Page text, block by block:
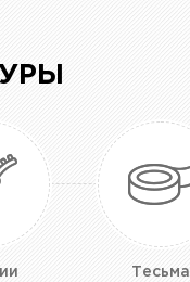
Тесьма